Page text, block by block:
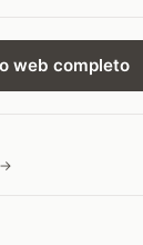
web completo
→